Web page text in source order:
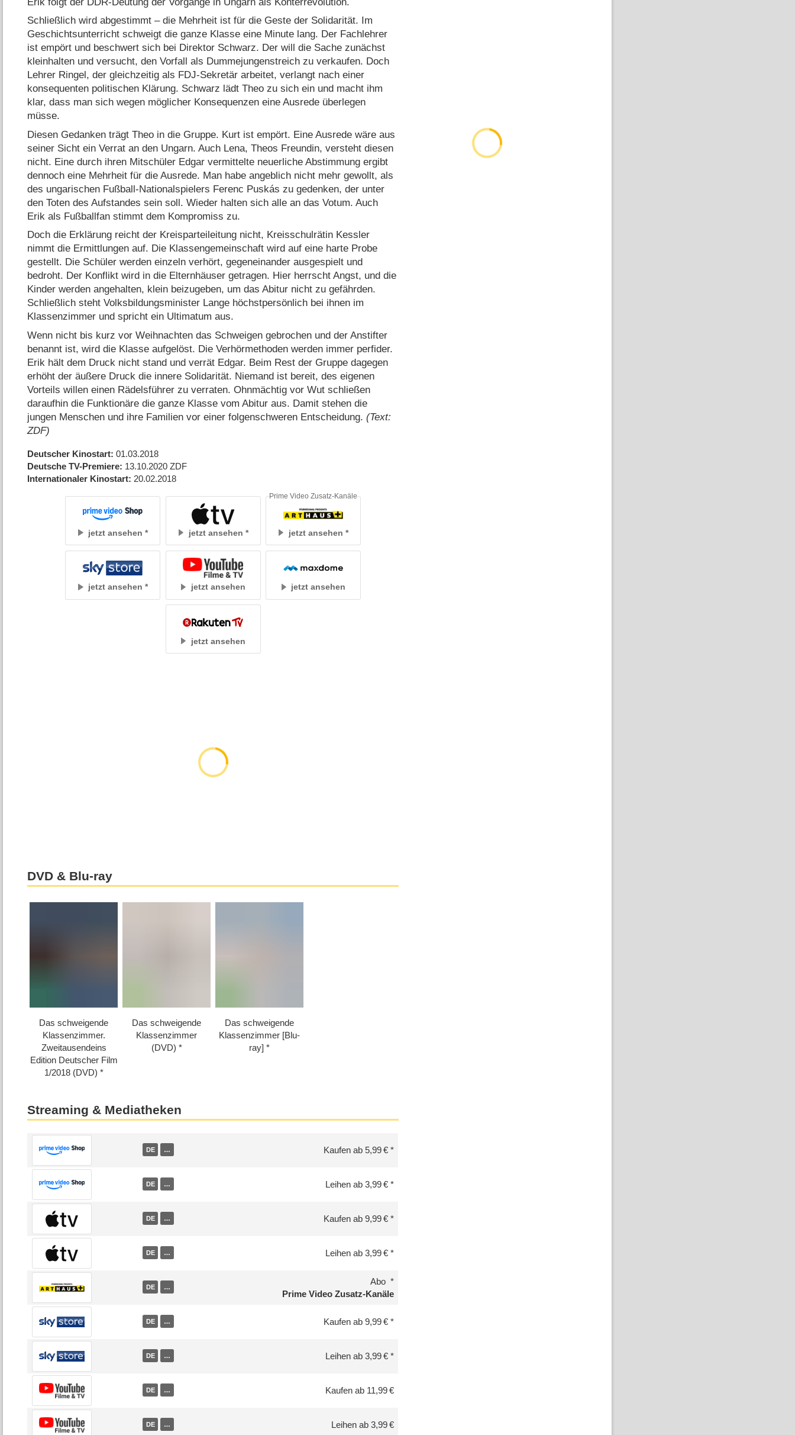
Schließlich wird abgestimmt – die Mehrheit ist für die Geste der Solidarität. Im
Geschichtsunterricht schweigt die ganze Klasse eine Minute lang. Der Fachlehrer
ist empört und beschwert sich bei Direktor Schwarz. Der will die Sache zunächst
kleinhalten und versucht, den Vorfall als Dummejungenstreich zu verkaufen. Doch
Lehrer Ringel, der gleichzeitig als FDJ-Sekretär arbeitet, verlangt nach einer
konsequenten politischen Klärung. Schwarz lädt Theo zu sich ein und macht ihm
klar, dass man sich wegen möglicher Konsequenzen eine Ausrede überlegen
müsse.
Diesen Gedanken trägt Theo in die Gruppe. Kurt ist empört. Eine Ausrede wäre aus
seiner Sicht ein Verrat an den Ungarn. Auch Lena, Theos Freundin, versteht diesen
nicht. Eine durch ihren Mitschüler Edgar vermittelte neuerliche Abstimmung ergibt
dennoch eine Mehrheit für die Ausrede. Man habe angeblich nicht mehr gewollt, als
des ungarischen Fußball-Nationalspielers Ferenc Puskás zu gedenken, der unter
den Toten des Aufstandes sein soll. Wieder halten sich alle an das Votum. Auch
Erik als Fußballfan stimmt dem Kompromiss zu.
Doch die Erklärung reicht der Kreisparteileitung nicht, Kreisschulrätin Kessler
nimmt die Ermittlungen auf. Die Klassengemeinschaft wird auf eine harte Probe
gestellt. Die Schüler werden einzeln verhört, gegeneinander ausgespielt und
bedroht. Der Konflikt wird in die Elternhäuser getragen. Hier herrscht Angst, und die
Kinder werden angehalten, klein beizugeben, um das Abitur nicht zu gefährden.
Schließlich steht Volksbildungsminister Lange höchstpersönlich bei ihnen im
Klassenzimmer und spricht ein Ultimatum aus.
Wenn nicht bis kurz vor Weihnachten das Schweigen gebrochen und der Anstifter
benannt ist, wird die Klasse aufgelöst. Die Verhörmethoden werden immer perfider.
Erik hält dem Druck nicht stand und verrät Edgar. Beim Rest der Gruppe dagegen
erhöht der äußere Druck die innere Solidarität. Niemand ist bereit, des eigenen
Vorteils willen einen Rädelsführer zu verraten. Ohnmächtig vor Wut schließen
daraufhin die Funktionäre die ganze Klasse vom Abitur aus. Damit stehen die
jungen Menschen und ihre Familien vor einer folgenschweren Entscheidung.(Text:
ZDF)
Deutscher Kinostart 01.03.2018
Deutsche TV-Premiere 13.10.2020 ZDF
Internationaler Kinostart 20.02.2018
jetzt ansehen jetzt ansehen jetzt ansehen
Prime Video Zusatz-Kanäle
jetzt ansehen jetzt ansehen jetzt ansehen
jetzt ansehen
DVD & Blu-ray
Das schweigende
Klassenzimmer.
Zweitausendeins
Edition Deutscher Film
1/​2018 (DVD)
Das schweigende
Klassenzimmer
(DVD)
Das schweigende
Klassenzimmer [Blu-
ray]
Streaming & Mediatheken
DE … Kaufen ab 5,99 €
DE … Leihen ab 3,99 €
DE … Kaufen ab 9,99 €
DE … Leihen ab 3,99 €
DE …
Abo
Prime Video Zusatz-Kanäle
DE … Kaufen ab 9,99 €
DE … Leihen ab 3,99 €
DE … Kaufen ab 11,99 €
DE … Leihen ab 3,99 €